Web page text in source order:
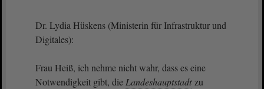
Dr. Lydia Hüskens (Ministerin für Infrastruktur und
Digitales):
Frau Heiß, ich nehme nicht wahr, dass es eine
Notwendigkeit gibt, die Landeshauptstadt zu